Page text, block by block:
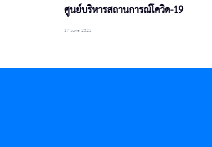
ศูนย์บริหารสถานการณ์โควิด-19
17 June 2021